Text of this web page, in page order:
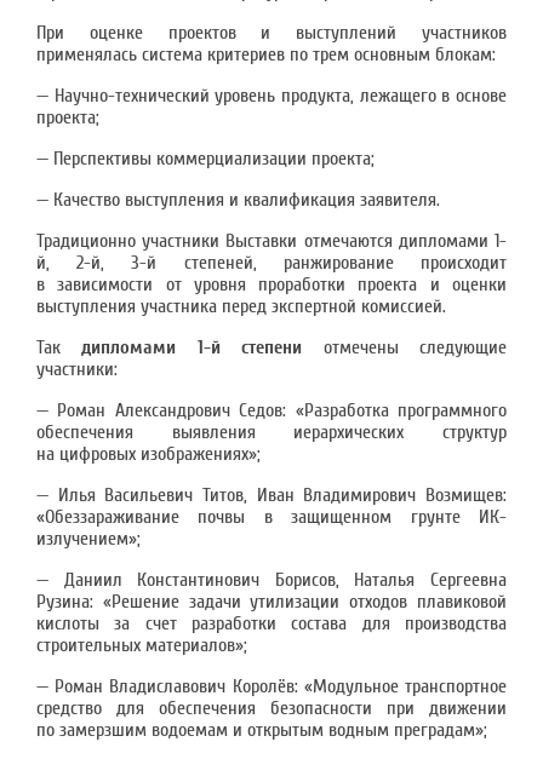
При оценке проектов и выступлений участников
применялась система критериев по трем основным блокам:
— Научно-технический уровень продукта, лежащего в основе
проекта;
— Перспективы коммерциализации проекта;
— Качество выступления и квалификация заявителя.
Традиционно участники Выставки отмечаются дипломами 1-
й, 2-й, 3-й степеней, ранжирование происходит
в зависимости от уровня проработки проекта и оценки
выступления участника перед экспертной комиссией.
Такдипломами 1-й степени отмечены следующие
участники:
— Роман Александрович Седов: «Разработка программного
обеспечения выявления иерархических структур
на цифровых изображениях»;
— Илья Васильевич Титов, Иван Владимирович Возмищев:
«Обеззараживание почвы в защищенном грунте ИК-
излучением»;
— Даниил Константинович Борисов, Наталья Сергеевна
Рузина: «Решение задачи утилизации отходов плавиковой
кислоты за счет разработки состава для производства
строительных материалов»;
— Роман Владиславович Королёв: «Модульное транспортное
средство для обеспечения безопасности при движении
по замерзшим водоемам и открытым водным преградам»;